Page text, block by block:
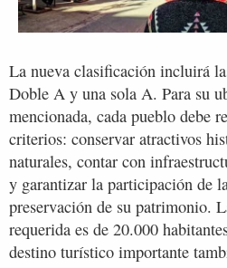
La nueva clasificación incluirá
Doble A y una sola A. Para su
mencionada, cada pueblo debe
criterios: conservar atractivos
naturales, contar con
y garantizar la participación de
preservación de su patrimonio.
requerida es de 20.000
destino turístico importante